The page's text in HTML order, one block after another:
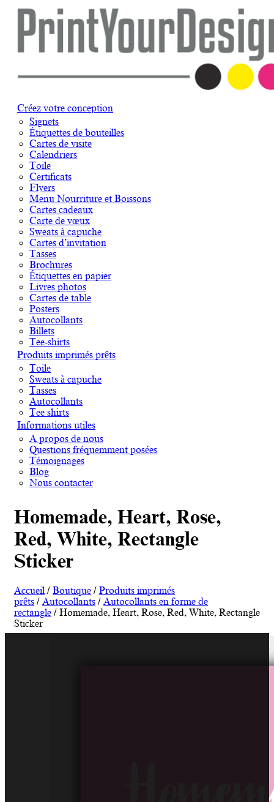
Créez votre conception
Signets
Étiquettes de bouteilles
Cartes de visite
Calendriers
Toile
Certificats
Flyers
Menu Nourriture et Boissons
Cartes cadeaux
Carte de vœux
Sweats à capuche
Cartes d’invitation
Tasses
Brochures
Étiquettes en papier
Livres photos
Cartes de table
Posters
Autocollants
Billets
Tee-shirts
Produits imprimés prêts
Toile
Sweats à capuche
Tasses
Autocollants
Tee shirts
Informations utiles
A propos de nous
Questions fréquemment posées
Témoignages
Blog
Nous contacter
Homemade, Heart, Rose,
Red, White, Rectangle
Sticker
Accueil / Boutique / Produits imprimés
prêts / Autocollants / Autocollants en forme de
rectangle / Homemade, Heart, Rose, Red, White, Rectangle
Sticker